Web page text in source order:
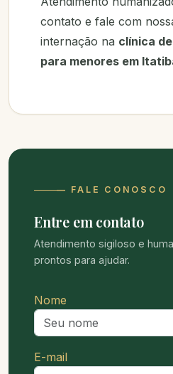
contato e fale com
internação na clínica
para menores em
— FALE CONOSCO
Entre em contato
Atendimento sigiloso e
prontos para ajudar.
Nome
E-mail